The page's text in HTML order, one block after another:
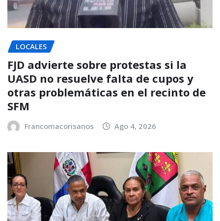
LOCALES
FJD advierte sobre protestas si la
UASD no resuelve falta de cupos y
otras problemáticas en el recinto de
SFM
Francomacorisanos Ago 4, 2026